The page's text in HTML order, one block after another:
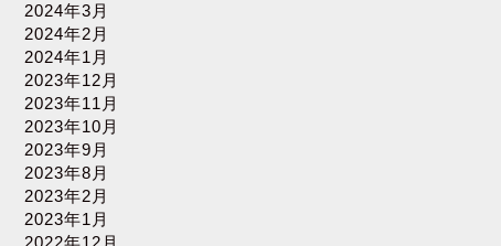
2024年3月
2024年2月
2024年1月
2023年12月
2023年11月
2023年10月
2023年9月
2023年8月
2023年2月
2023年1月
2022年12月